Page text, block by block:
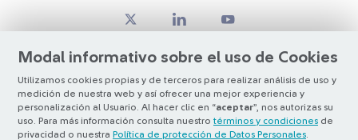
Modal informativo sobre el uso de Cookies
Utilizamos cookies propias y de terceros para realizar análisis de uso y
medición de nuestra web y así ofrecer una mejor experiencia y
personalización al Usuario. Al hacer clic en “aceptar”, nos autorizas su
uso. Para más información consulta nuestro términos y condiciones de
privacidad o nuestra Política de protección de Datos Personales
© Copyright Grupo SURA 2026